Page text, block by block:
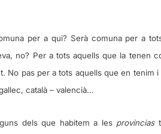
per a qui? Serà comuna per a
no? Per a tots aquells que la tenen
No pas per a tots aquells que en tenim
català – valencià…
dels que habitem a les provincias